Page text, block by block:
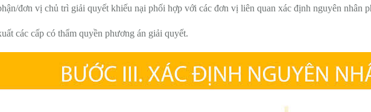
đơn vị chủ trì giải quyết khiếu nại phối hợp với các đơn vị liên quan xác định nguyên nhân
các cấp có thẩm quyền phương án giải quyết.